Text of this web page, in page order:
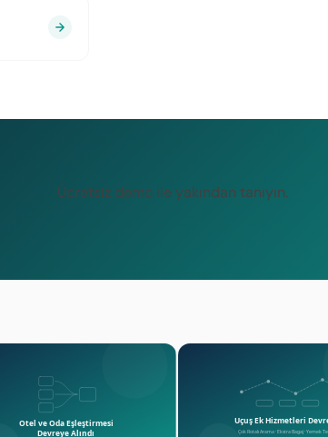
Ücretsiz demo ile yakından tanıyın.